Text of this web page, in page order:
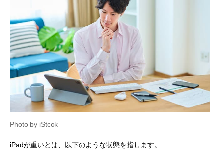
Photo by iStcok
iPadが重いとは、以下のような状態を指します。